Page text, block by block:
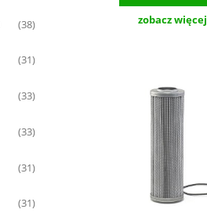
(38)
(31)
(33)
(33)
(31)
(31)
zobacz więcej